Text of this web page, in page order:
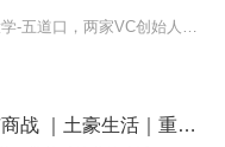
重生之投资之王｜都市商战 ｜土豪生活｜重生逆袭爽文